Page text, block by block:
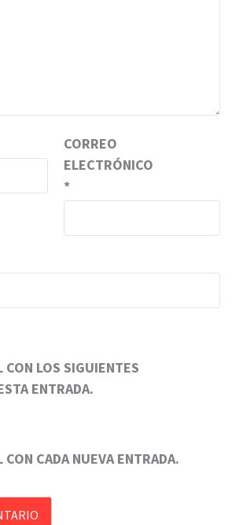
CORREO
ELECTRÓNICO
*
CON LOS SIGUIENTES
ENTRADA.
CADA NUEVA ENTRADA.